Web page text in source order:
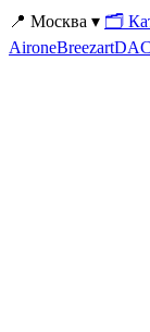
📍 Москва ▾ 🗂
AironeBreezart